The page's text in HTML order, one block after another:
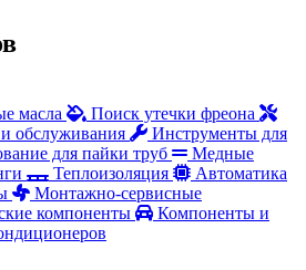
масла
Поиск утечки фреона
обслуживания
Инструменты для
для пайки труб
Медные
Теплоизоляция
Автоматика
Монтажно‑сервисные
компоненты
Компоненты и